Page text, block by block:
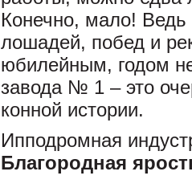
Конечно, мало!
лошадей, побед и
юбилейным, годом
завода № 1 – это
конной истории.
Ипподромная
Благородная